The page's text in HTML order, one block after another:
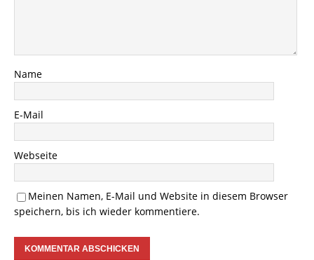
Name
E-Mail
Webseite
Meinen Namen, E-Mail und Website in diesem Browser
speichern, bis ich wieder kommentiere.